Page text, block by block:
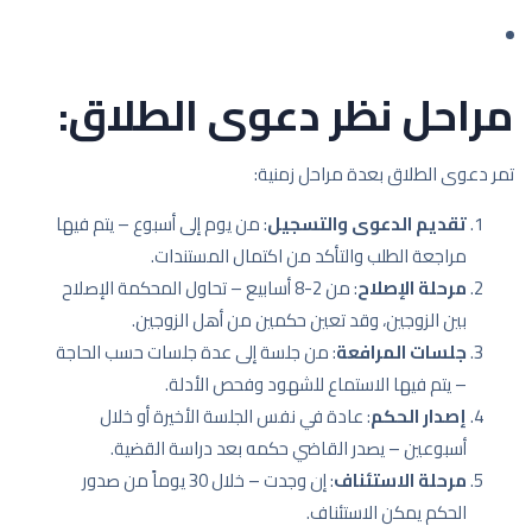
مراحل نظر دعوى الطلاق:
تمر دعوى الطلاق بعدة مراحل زمنية:
تقديم الدعوى والتسجيل: من يوم إلى أسبوع – يتم فيها
مراجعة الطلب والتأكد من اكتمال المستندات.
مرحلة الإصلاح
: من 2-8 أسابيع – تحاول المحكمة الإصلاح
بين الزوجين، وقد تعين حكمين من أهل الزوجين.
جلسات المرافعة: من جلسة إلى عدة جلسات حسب الحاجة
– يتم فيها الاستماع للشهود وفحص الأدلة.
إصدار الحكم: عادة في نفس الجلسة الأخيرة أو خلال
أسبوعين – يصدر القاضي حكمه بعد دراسة القضية.
مرحلة الاستئناف
: إن وجدت – خلال 30 يوماً من صدور
الحكم يمكن الاستئناف.